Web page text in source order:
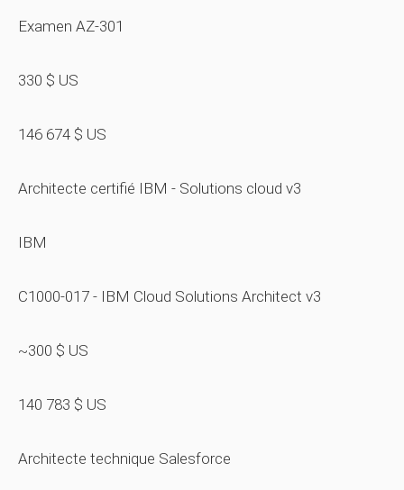
Examen AZ-301
330 $ US
146 674 $ US
Architecte certifié IBM - Solutions cloud v3
IBM
C1000-017 - IBM Cloud Solutions Architect v3
~300 $ US
140 783 $ US
Architecte technique Salesforce